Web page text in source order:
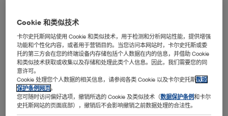
搜索
培训中心概览
Cookie 和类似技术
卡尔史托斯网站使用 Cookie 和类似技术，用于检测和分析网站性能，提供增强
功能和个性化内容，或者用于营销目的。当您访问本网站时，卡尔史托斯或委
托的第三方会在您的终端设备内存储包括个人数据在内的信息，并借助 Cookie
和类似技术获取或收集以及存储和处理此类个人信息。因此，我们需要您的同
意许可。
Cookie 处理您个人数据的相关信息，请参阅各类 Cookie 以及卡尔史托斯数据
保护条例网页。
您可随时访问偏好选项，撤销所选的 Cookie 及类似技术（数据保护条例和卡尔
史托斯网站的页面底部），撤销后不会影响撤销之前数据处理的合法性。